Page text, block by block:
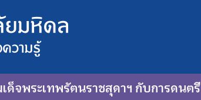
ด็จพระเทพรัตนราชสุดาฯ กับการดนตรี